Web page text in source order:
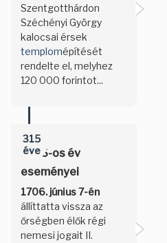
Szentgotthárdon
Széchényi György
kalocsai érsek
templomépítését
rendelte el, melyhez
120 000 forintot...
315
éve
1706-os év
eseményei
1706. június 7-én
állíttatta vissza az
őrségben élők régi
nemesi jogait II.